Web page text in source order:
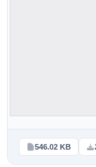
546.02 KB